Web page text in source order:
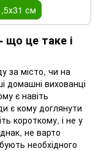
см
що це таке і
за місто, чи на
домашні вихованці
є навіть
є кому доглянути
короткому, і не у
не варто
необхідного